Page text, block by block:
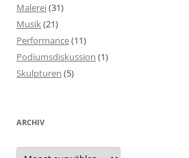
Malerei(31)
Musik(21)
Performance(11)
Podiumsdiskussion (1)
Skulpturen (5)
ARCHIV
Archiv